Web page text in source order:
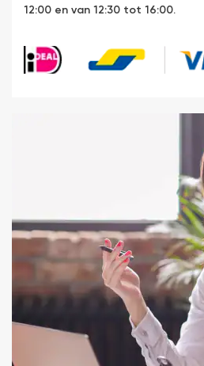
12:00 en van 12:30 tot 16:00.